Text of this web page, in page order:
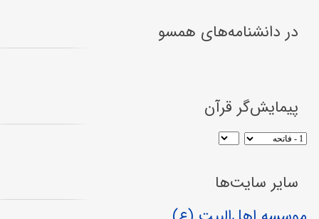
در دانشنامه‌های همسو
پیمایش‌گر قرآن
سایر سایت‌ها